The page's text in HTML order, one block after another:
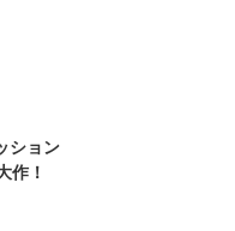
ション
作！